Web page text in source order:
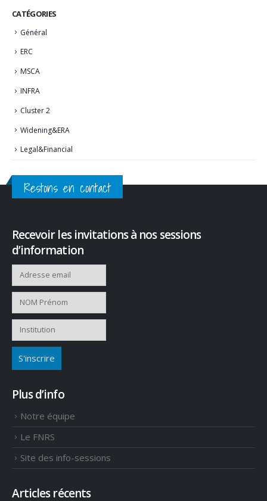
CATÉGORIES
Général
ERC
MSCA
INFRA
Cluster 2
Widening&ERA
Legal&Financial
Restons en contact
Recevoir les invitations à nos sessions
d’information
Plus d’info
Notre équipe
Le FNRS
Site des info-sessions
Articles récents